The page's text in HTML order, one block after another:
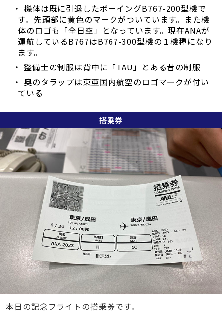
・ 機体は既に引退したボーイングB767-200型機で
す。先頭部に黄色のマークがついています。また機
体のロゴも「全日空」となっています。現在ANAが
運航しているB767はB767-300型機の１機種になり
ます。
・ 整備士の制服は背中に「TAU」とある昔の制服
・ 奥のタラップは東亜国内航空のロゴマークが付い
ている
搭乗券
本日の記念フライトの搭乗券です。